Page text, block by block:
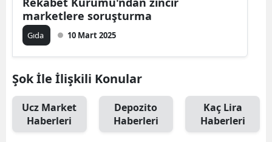
marketlere soruşturma
Gıda 10 Mart 2025
Şok İle İlişkili Konular
Ucz Market
Haberleri
Depozito
Haberleri
Kaç Lira
Haberleri